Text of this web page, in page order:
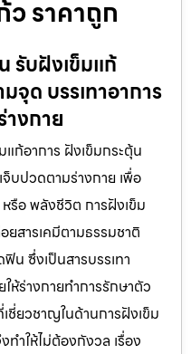
ราคาถูก
รับฝังเข็มแก้
จุด บรรเทาอาการ
างกาย
แก้อาการ ฝังเข็มกระตุ้น
จ็บปวดตามร่างกาย เพื่อ
รือ พลังชีวิต การฝังเข็ม
ยสารเคมีตามธรรมชาติ
ฟิน ซึ่งเป็นสารบรรเทา
ห้ร่างกายทำการรักษาตัว
ชี่ยวชาญในด้านการฝังเข็ม
ทำให้ไม่ต้องกังวล เรื่อง